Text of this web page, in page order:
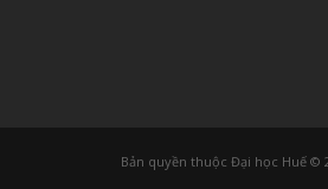
Bản quyền thuộc Đại học Huế ©